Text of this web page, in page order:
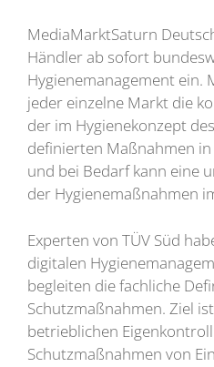
MediaMarktSaturn
Händler ab sofort
Hygienemanagement ein.
jeder einzelne Markt die
der im Hygienekonzept
definierten Maßnahmen
und bei Bedarf kann eine
der Hygienemaßnahmen
Experten von TÜV Süd
digitalen
begleiten die fachliche
Schutzmaßnahmen. Ziel
betrieblichen
Schutzmaßnahmen von